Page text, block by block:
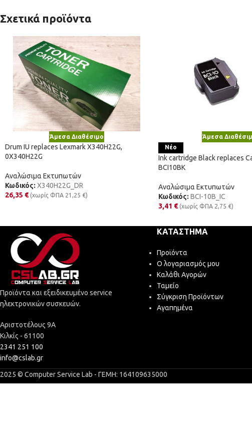
Σχετικά προϊόντα
Άμεσα Διαθέσιμο
Drum IU replaces Lexmark X340H22G,
0X340H22G
Αναλώσιμα Εκτυπωτών
Κωδικός: X340H22G_DR
26,35 € (χωρίς ΦΠΑ 21,25 €)
Άμεσα
Νέο
Ink cartridge Black replaces
BCI10BK
Αναλώσιμα Εκτυπωτών
Κωδικός: BCI-10B_IC
3,41 € (χωρίς ΦΠΑ 2,75 €)
Προϊόντα και εξειδικευμένο service
ηλεκτρονικών συσκευών.
Αριστοτέλους 9Α
Κιλκίς - 61100
2341 251 100
info@cslab.gr
ΚΑΤΆΣΤΗΜΑ
Προϊόντα
Ο λογαριασμός μου
Καλάθι Αγορών
Ταμείο
Σύγκριση Προϊόντων
Αγαπημένα
2025 © Computer Service Lab - ΓΕΜΗ: 164109635000